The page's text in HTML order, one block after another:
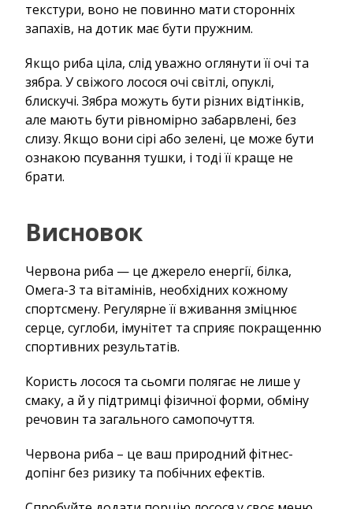
текстури, воно не повинно мати сторонніх
запахів, на дотик має бути пружним.
Якщо риба ціла, слід уважно оглянути її очі та
зябра. У свіжого лосося очі світлі, опуклі,
блискучі. Зябра можуть бути різних відтінків,
але мають бути рівномірно забарвлені, без
слизу. Якщо вони сірі або зелені, це може бути
ознакою псування тушки, і тоді її краще не
брати.
Висновок
Червона риба — це джерело енергії, білка,
Омега-3 та вітамінів, необхідних кожному
спортсмену. Регулярне її вживання зміцнює
серце, суглоби, імунітет та сприяє покращенню
спортивних результатів.
Користь лосося та сьомги полягає не лише у
смаку, а й у підтримці фізичної форми, обміну
речовин та загального самопочуття.
Червона риба – це ваш природний фітнес-
допінг без ризику та побічних ефектів.